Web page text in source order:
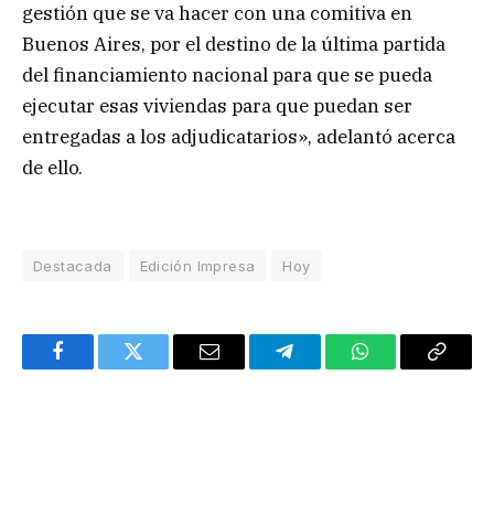
gestión que se va hacer con una comitiva en
Buenos Aires, por el destino de la última partida
del financiamiento nacional para que se pueda
ejecutar esas viviendas para que puedan ser
entregadas a los adjudicatarios», adelantó acerca
de ello.
Destacada Edición Impresa Hoy
FacebookTwitter Email TelegramWhatsAppCopy